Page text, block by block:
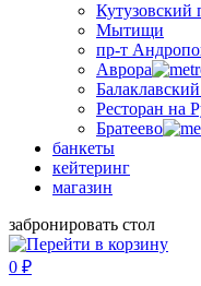
Кутузовский
Мытищи
пр-т
Аврора
Ресторан на
Братеево
банкеты
кейтеринг
магазин
забронировать стол
0 ₽